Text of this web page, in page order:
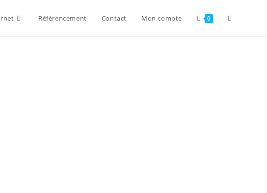
Référencement Contact Mon compte 0